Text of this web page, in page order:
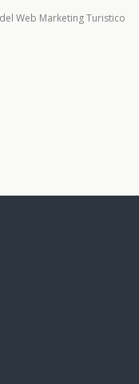
Web Marketing Turistico